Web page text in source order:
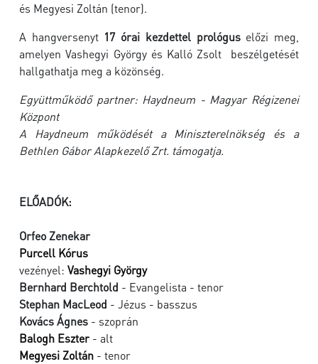
és Megyesi Zoltán (tenor).
A hangversenyt 17 órai kezdettel prológuselőzi meg,
amelyen Vashegyi György és Kalló Zsolt beszélgetését
hallgathatja meg a közönség.
Együttműködő partner: Haydneum - Magyar Régizenei
Központ
A Haydneum működését a Miniszterelnökség és a
Bethlen Gábor Alapkezelő Zrt. támogatja.
ELŐADÓK:
Orfeo Zenekar
Purcell Kórus
vezényel: Vashegyi György
Bernhard Berchtold - Evangelista - tenor
Stephan MacLeod - Jézus - basszus
Kovács Ágnes - szoprán
Balogh Eszter- alt
Megyesi Zoltán - tenor